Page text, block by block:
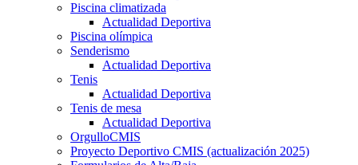
Piscina climatizada
Actualidad Deportiva
Piscina olímpica
Senderismo
Actualidad Deportiva
Tenis
Actualidad Deportiva
Tenis de mesa
Actualidad Deportiva
OrgulloCMIS
Proyecto Deportivo CMIS (actualización 2025)